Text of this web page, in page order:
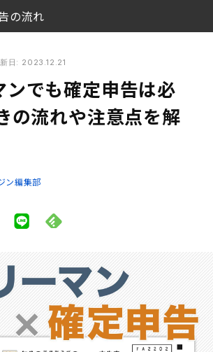
の流れ
も確定申告が必要な場合は？
ける青色申告と白色申告の違いとは
れ
が確定申告する場合の注意点
いか、改めて確認しよう
日: 2023.12.21
ンでも確定申告は必
の流れや注意点を解
ン編集部